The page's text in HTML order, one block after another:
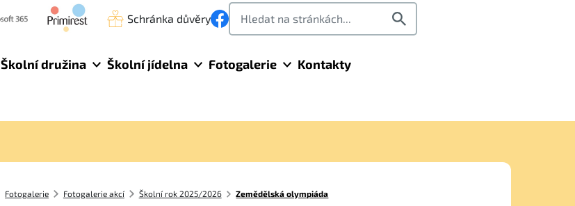
Schránka důvěry
Školní družina Školní jídelna Fotogalerie Kontakty
Fotogalerie Fotogalerie akcí Školní rok 2025/2026 Zemědělská olympiáda